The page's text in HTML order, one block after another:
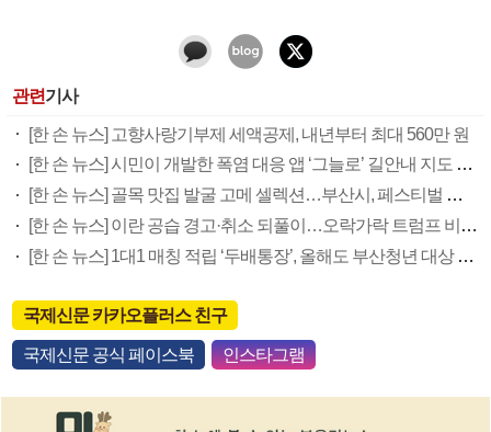
관련기사
[한 손 뉴스] 고향사랑기부제 세액공제, 내년부터 최대 560만 원
[한 손 뉴스] 시민이 개발한 폭염 대응 앱 ‘그늘로’ 길안내 지도 등 인기
[한 손 뉴스] 골목 맛집 발굴 고메 셀렉션…부산시, 페스티벌 시월 연계
[한 손 뉴스] 이란 공습 경고·취소 되풀이…오락가락 트럼프 비꼰 ‘타코’
[한 손 뉴스] 1대1 매칭 적립 ‘두배통장’, 올해도 부산청년 대상 접수
국제신문 카카오플러스 친구
국제신문 공식 페이스북 인스타그램